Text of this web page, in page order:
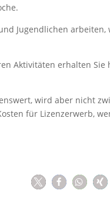
Jugendlichen arbeiten,
Aktivitäten erhalten Sie
wird aber nicht
für Lizenzerwerb,